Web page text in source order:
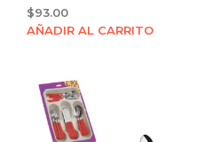
$93.00
AÑADIR AL CARRITO